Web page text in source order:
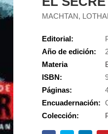
MACHTAN,
Editorial:
Año de edición:
Materia
ISBN:
Páginas:
Encuadernación:
Colección: